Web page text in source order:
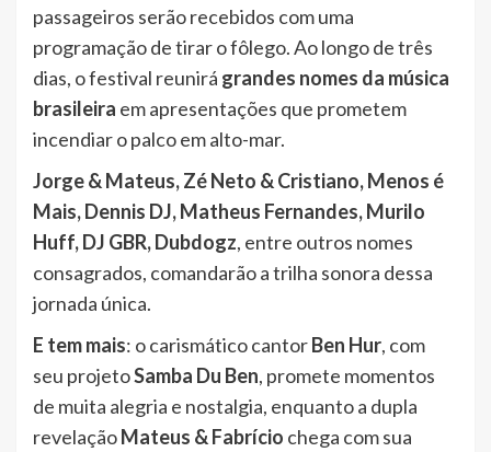
passageiros serão recebidos com uma
programação de tirar o fôlego. Ao longo de três
dias, o festival reunirá grandes nomes da música
brasileira em apresentações que prometem
incendiar o palco em alto-mar.
Jorge & Mateus, Zé Neto & Cristiano, Menos é
Mais, Dennis DJ, Matheus Fernandes, Murilo
Huff, DJ GBR, Dubdogz, entre outros nomes
consagrados, comandarão a trilha sonora dessa
jornada única.
E tem mais: o carismático cantorBen Hur, com
seu projetoSamba Du Ben, promete momentos
de muita alegria e nostalgia, enquanto a dupla
revelaçãoMateus & Fabrício chega com sua